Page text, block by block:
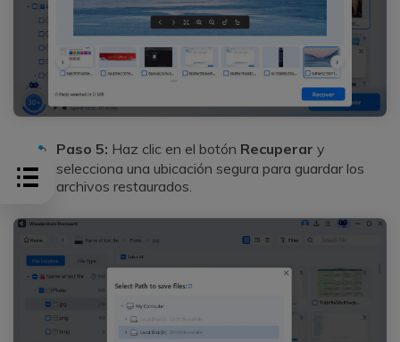
Paso 5: Haz clic en el botón Recuperar y
selecciona una ubicación segura para guardar los
archivos restaurados.